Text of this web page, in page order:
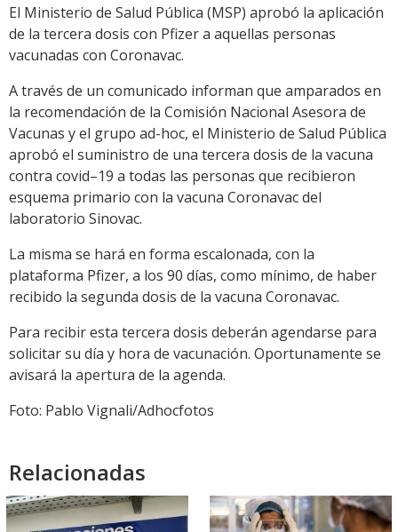
Link
El Ministerio de Salud Pública (MSP) aprobó la aplicación
de la tercera dosis con Pfizer a aquellas personas
vacunadas con Coronavac.
A través de un comunicado informan que amparados en
la recomendación de la Comisión Nacional Asesora de
Vacunas y el grupo ad-hoc, el Ministerio de Salud Pública
aprobó el suministro de una tercera dosis de la vacuna
contra covid–19 a todas las personas que recibieron
esquema primario con la vacuna Coronavac del
laboratorio Sinovac.
La misma se hará en forma escalonada, con la
plataforma Pfizer, a los 90 días, como mínimo, de haber
recibido la segunda dosis de la vacuna Coronavac.
Para recibir esta tercera dosis deberán agendarse para
solicitar su día y hora de vacunación. Oportunamente se
avisará la apertura de la agenda.
Foto: Pablo Vignali/Adhocfotos
Relacionadas